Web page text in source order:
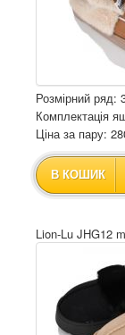
Розмірний ряд:
Комплектація
Ціна за пару:
В КОШИК
Lion-Lu JHG12